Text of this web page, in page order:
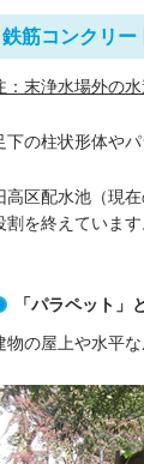
鉄筋コンクリー
：末浄水場外の
下の柱状形体や
高区配水池（現
割を終えています
「パラペット」
物の屋上や水平